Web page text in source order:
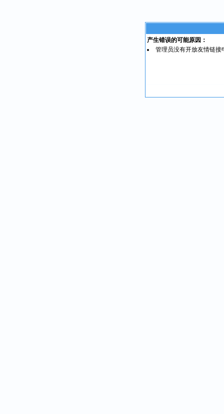
产生错误的可能原因：
管理员没有开放友情链接